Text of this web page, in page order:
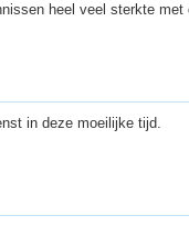
heel veel sterkte met
in deze moeilijke tijd.